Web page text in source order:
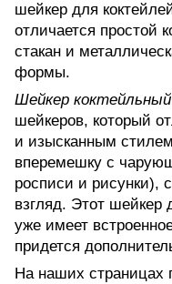
шейкер для
отличается простой
стакан и
формы.
Шейкер
шейкеров, который
и изысканным
вперемешку с
росписи и рисунки),
взгляд. Этот шейкер
уже имеет
придется
На наших страницах